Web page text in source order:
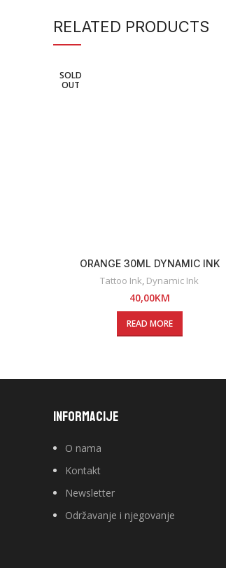
RELATED PRODUCTS
SOLD
OUT
ORANGE 30ML DYNAMIC INK
Tattoo Ink, Dynamic Ink
40,00KM
READ MORE
INFORMACIJE
O nama
Kontakt
Newsletter
Održavanje i njegovanje